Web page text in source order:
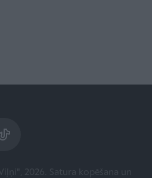
2026. Satura kopēšana un